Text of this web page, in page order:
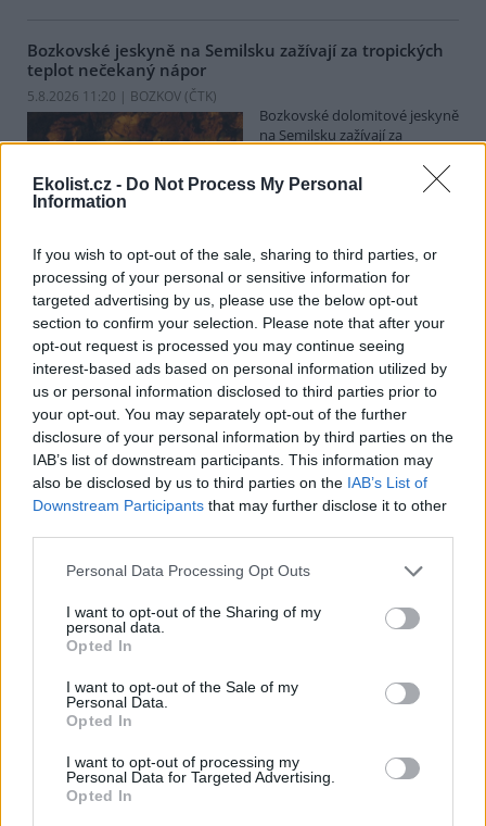
Ekolist.cz - Do Not Process My Personal
Information
If you wish to opt-out of the sale, sharing to third parties, or
processing of your personal or sensitive information for
targeted advertising by us, please use the below opt-out
section to confirm your selection. Please note that after your
opt-out request is processed you may continue seeing
interest-based ads based on personal information utilized by
us or personal information disclosed to third parties prior to
your opt-out. You may separately opt-out of the further
disclosure of your personal information by third parties on the
IAB’s list of downstream participants. This information may
also be disclosed by us to third parties on the IAB’s List of
Downstream Participants that may further disclose it to other
Personal Data Processing Opt Outs
I want to opt-out of the Sharing of my
personal data.
Opted In
I want to opt-out of the Sale of my
Personal Data.
Opted In
I want to opt-out of processing my
Personal Data for Targeted Advertising.
Opted In
Bozkovské jeskyně na Semilsku zažívají za tropických
teplot nečekaný nápor
5.8.2026 11:20 | BOZKOV (ČTK)
Bozkovské dolomitové jeskyně
na Semilsku zažívají za
nečekaný nápor. Jde sice o
jedno z nejchladnějších míst v
Libereckém kraji, které má stálou teplotu mezi 7,5 až devíti stupni
Dušana Milky k nim lidé přicházeli spíše v době, když bylo nevlídno.
V pěti zemích Amazonie zatkli stovky lidí kvůli
environmentální kriminalitě
5.8.2026 10:34 | BOGOTÁ (ČTK)
Policisté v pěti zemích ležících
v Amazonii pozatýkali stovky
lidí a zabavili dřevo, minerály i
zvířata v hodnotě přes 280
milionů dolarů (kolem 5,9
miliard korun) při jednom z největších koordinovaných zásahů
proti environmentální kriminalitě v největším deštném pralese
světa. Napsala to agentura AP, podle níž se do operace nazvané
Potok Bylanka v Pardubicích vyschl. Městský obvod
chce, aby Povodí Labe vyčistilo koryto
5.8.2026 10:26 | PARDUBICE (ČTK)
Diskuse: 1
průtoků a suchého počasí
vyschl. Městský obvod VI chce